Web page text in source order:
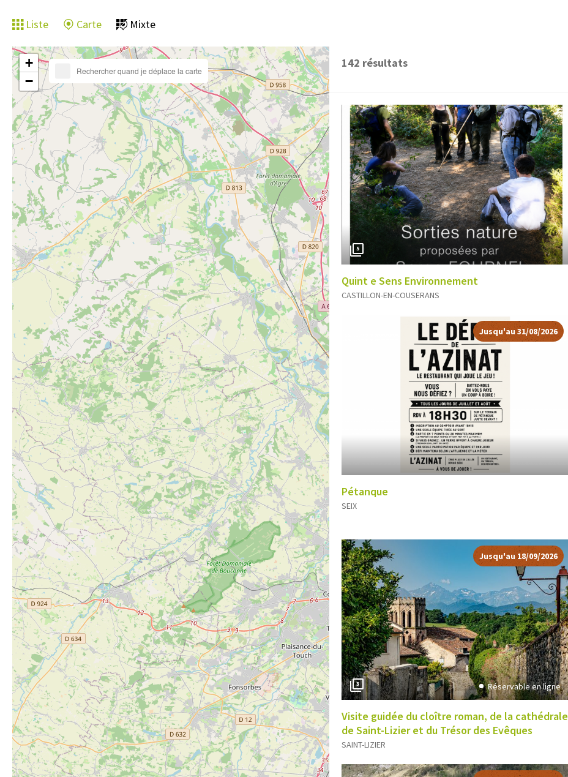
Liste Carte Mixte
Rechercher quand je déplace la carte
+
−
142 résultats
5
Quint e Sens Environnement
CASTILLON-EN-COUSERANS
Jusqu'au 31/08/2026
Pétanque
SEIX
Jusqu'au 18/09/2026
3 Réservable en ligne
Visite guidée du cloître roman, de la cathédrale
de Saint-Lizier et du Trésor des Evêques
SAINT-LIZIER